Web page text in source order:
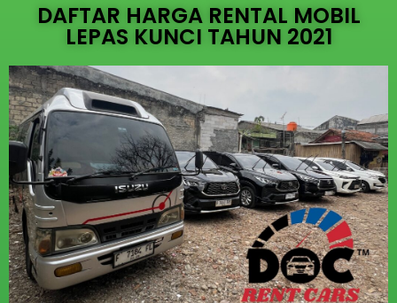
DAFTAR HARGA RENTAL MOBIL
LEPAS KUNCI TAHUN 2021